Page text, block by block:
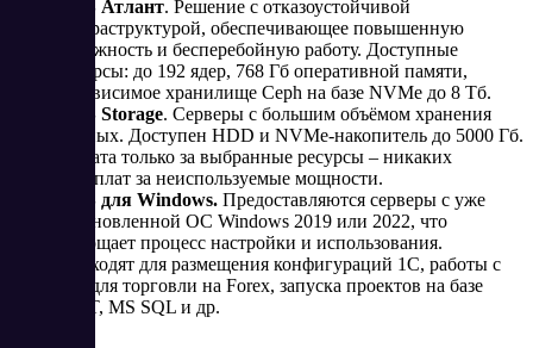
VDS Атлант. Решение с отказоустойчивой
инфраструктурой, обеспечивающее повышенную
надёжность и бесперебойную работу. Доступные
ресурсы: до 192 ядер, 768 Гб оперативной памяти,
независимое хранилище Ceph на базе NVMe до 8 Тб.
VDS Storage. Серверы с большим объёмом хранения
данных. Доступен HDD и NVMe-накопитель до 5000 Гб.
Оплата только за выбранные ресурсы – никаких
переплат за неиспользуемые мощности.
VDS для Windows. Предоставляются серверы с уже
установленной ОС Windows 2019 или 2022, что
упрощает процесс настройки и использования.
Подходят для размещения конфигураций 1С, работы с
ПО для торговли на Forex, запуска проектов на базе
.NET, MS SQL и др.